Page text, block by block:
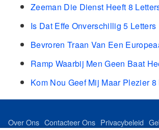
Zeeman Die Dienst Heeft 8
Is Dat Effe Onverschillig 5 Letters
Bevroren Traan Van Een
Ramp Waarbij Men Geen Baat
Kom Nou Geef Mij Maar Plezier 8
Over Ons Contacteer Ons Privacybeleid